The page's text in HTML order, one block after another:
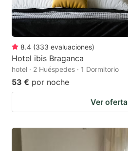
8.4 (333 evaluaciones)
Hotel ibis Braganca
hotel · 2 Huéspedes · 1 Dormitorio
53 € por noche
Ver oferta